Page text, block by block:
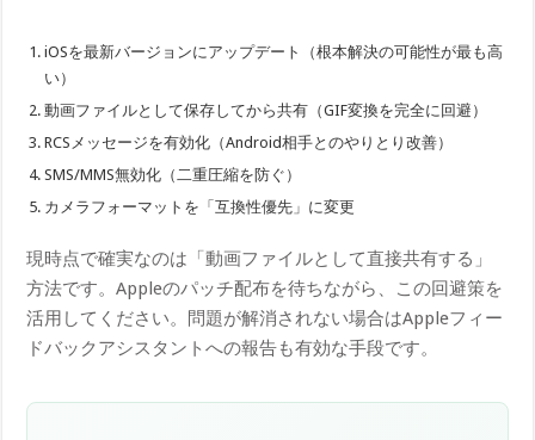
iOSを最新バージョンにアップデート（根本解決の可能性が最も高
い）
動画ファイルとして保存してから共有（GIF変換を完全に回避）
RCSメッセージを有効化（Android相手とのやりとり改善）
SMS/MMS無効化（二重圧縮を防ぐ）
カメラフォーマットを「互換性優先」に変更
現時点で確実なのは「動画ファイルとして直接共有する」
方法です。Appleのパッチ配布を待ちながら、この回避策を
活用してください。問題が解消されない場合はAppleフィー
ドバックアシスタントへの報告も有効な手段です。